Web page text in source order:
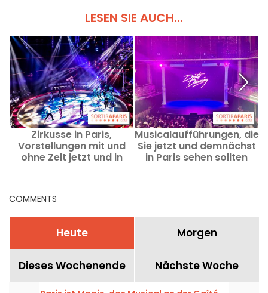
LESEN SIE AUCH...
Zirkusse in Paris,
Vorstellungen mit und
ohne Zelt jetzt und in
Musicalaufführungen, die
Sie jetzt und demnächst
in Paris sehen sollten
COMMENTS
Heute Morgen
Dieses Wochenende Nächste Woche